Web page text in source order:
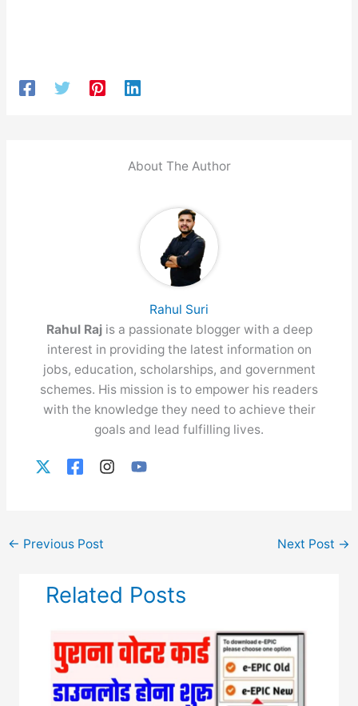
About The Author
Rahul Suri
Rahul Raj is a passionate blogger with a deep
interest in providing the latest information on
jobs, education, scholarships, and government
schemes. His mission is to empower his readers
with the knowledge they need to achieve their
goals and lead fulfilling lives.
← Previous Post Next Post →
Related Posts